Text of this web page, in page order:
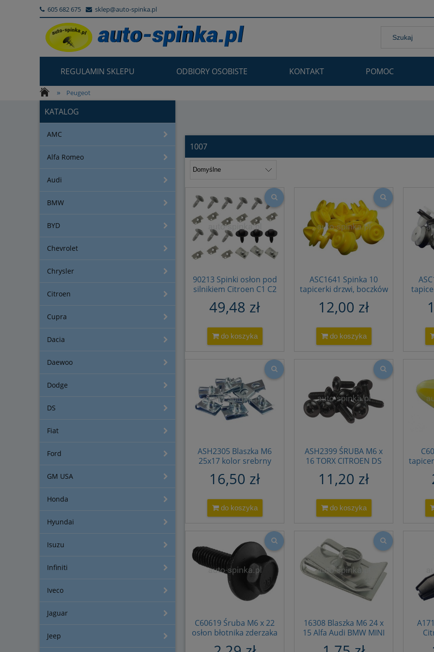
605 682 675 sklep@auto-spinka.pl
REGULAMIN SKLEPU ODBIORY OSOBISTE KONTAKT POMOC
»
Peugeot
KATALOG
AMC
Alfa Romeo
Audi
BMW
BYD
Chevrolet
Chrysler
Citroen
Cupra
Dacia
Daewoo
Dodge
DS
Fiat
Ford
GM USA
Honda
Hyundai
Isuzu
Infiniti
Iveco
Jaguar
Jeep
1007
90213 Spinki osłon pod
silnikiem Citroen C1 C2
komplet
49,48 zł
do koszyka
ASC1641 Spinka 10
tapicerki drzwi, boczków
Jaguar 6991S9 6991.S9
12,00 zł
do koszyka
ASH2305 Blaszka M6
25x17 kolor srebrny
7703046034 7731367
041000001R A
0039941745
A0039941745
16,50 zł
do koszyka
ASH2399 ŚRUBA M6 x
16 TORX CITROEN DS
6924.H2 6924 H2
11,20 zł
do koszyka
C60619 Śruba M6 x 22
osłon błotnika zderzaka
16308 Blaszka M6 24 x
15 Alfa Audi BMW MINI